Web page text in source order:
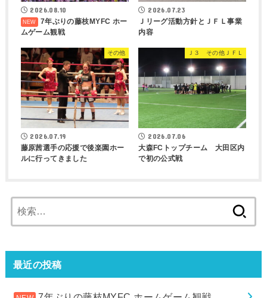
2026.08.10
7年ぶりの藤枝MYFC ホー
ムゲーム観戦
2026.07.23
Ｊリーグ活動方針とＪＦＬ事業
内容
その他
2026.07.19
藤原茜選手の応援で後楽園ホー
ルに行ってきました
Ｊ３ その他ＪＦＬ
2026.07.06
大森FCトップチーム 大田区内
で初の公式戦
索:
最近の投稿